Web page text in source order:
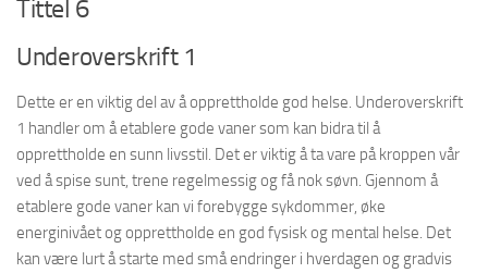
Tittel 6
Underoverskrift 1
Dette er en viktig del av å opprettholde god helse. Underoverskrift
1 handler om å etablere gode vaner som kan bidra til å
opprettholde en sunn livsstil. Det er viktig å ta vare på kroppen vår
ved å spise sunt, trene regelmessig og få nok søvn. Gjennom å
etablere gode vaner kan vi forebygge sykdommer, øke
energinivået og opprettholde en god fysisk og mental helse. Det
kan være lurt å starte med små endringer i hverdagen og gradvis